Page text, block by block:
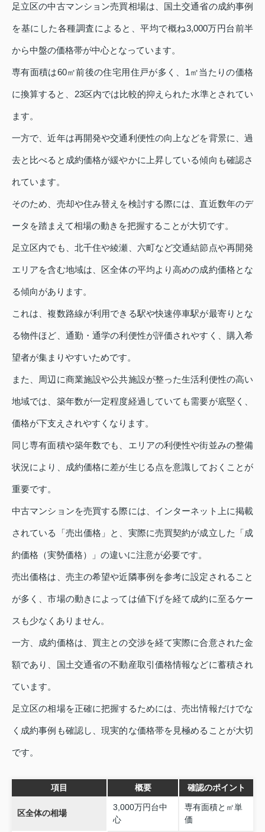
足立区の中古マンション売買相場は、国土交通省の成約事例
を基にした各種調査によると、平均で概ね3,000万円台前半
から中盤の価格帯が中心となっています。
専有面積は60㎡前後の住宅用住戸が多く、1㎡当たりの価格
に換算すると、23区内では比較的抑えられた水準とされてい
ます。
一方で、近年は再開発や交通利便性の向上などを背景に、過
去と比べると成約価格が緩やかに上昇している傾向も確認さ
れています。
そのため、売却や住み替えを検討する際には、直近数年のデ
ータを踏まえて相場の動きを把握することが大切です。
足立区内でも、北千住や綾瀬、六町など交通結節点や再開発
エリアを含む地域は、区全体の平均より高めの成約価格とな
る傾向があります。
これは、複数路線が利用できる駅や快速停車駅が最寄りとな
る物件ほど、通勤・通学の利便性が評価されやすく、購入希
望者が集まりやすいためです。
また、周辺に商業施設や公共施設が整った生活利便性の高い
地域では、築年数が一定程度経過していても需要が底堅く、
価格が下支えされやすくなります。
同じ専有面積や築年数でも、エリアの利便性や街並みの整備
状況により、成約価格に差が生じる点を意識しておくことが
重要です。
中古マンションを売買する際には、インターネット上に掲載
されている「売出価格」と、実際に売買契約が成立した「成
約価格（実勢価格）」の違いに注意が必要です。
売出価格は、売主の希望や近隣事例を参考に設定されること
が多く、市場の動きによっては値下げを経て成約に至るケー
スも少なくありません。
一方、成約価格は、買主との交渉を経て実際に合意された金
額であり、国土交通省の不動産取引価格情報などに蓄積され
ています。
足立区の相場を正確に把握するためには、売出情報だけでな
く成約事例も確認し、現実的な価格帯を見極めることが大切
です。
項目 概要 確認のポイント
区全体の相場
3,000万円台中
心
専有面積と㎡単
価